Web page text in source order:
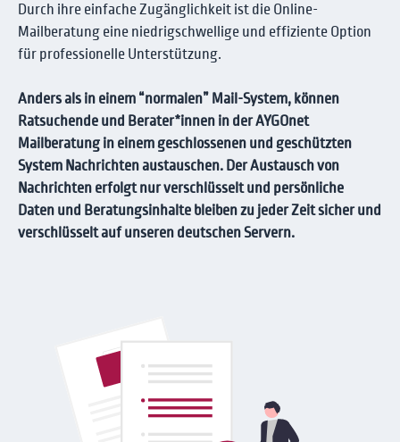
Durch ihre einfache Zugänglichkeit ist die Online-
Mailberatung eine niedrigschwellige und effiziente Option
für professionelle Unterstützung.
Anders als in einem “normalen” Mail-System, können
Ratsuchende und Berater*innen in der AYGOnet
Mailberatung in einem geschlossenen und geschützten
System Nachrichten austauschen. Der Austausch von
Nachrichten erfolgt nur verschlüsselt und persönliche
Daten und Beratungsinhalte bleiben zu jeder Zeit sicher und
verschlüsselt auf unseren deutschen Servern.